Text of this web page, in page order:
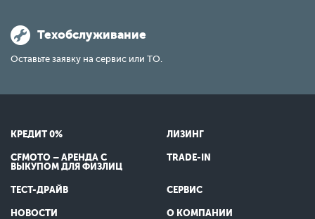
Техобслуживание
Оставьте заявку на сервис или ТО.
КРЕДИТ 0% ЛИЗИНГ
CFMOTO – АРЕНДА С
ВЫКУПОМ ДЛЯ ФИЗЛИЦ
TRADE-IN
ТЕСТ-ДРАЙВ СЕРВИС
НОВОСТИ О КОМПАНИИ